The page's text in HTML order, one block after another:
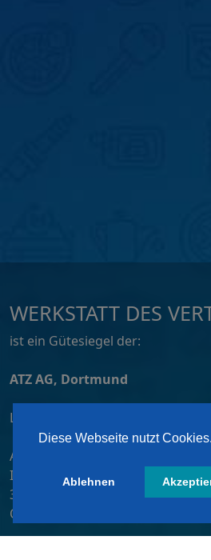
WERKSTATT DES
ist ein Gütesiegel der:
ATZ AG, Dortmund
Lizensiert von:
A&W-Verlag GmbH
Inkustraße 1-7 / Stiege 4 / 2. OG
3400 Klosterneuburg
Österreich/ Austria
Diese Webseite nutzt Cookies.
Ablehnen